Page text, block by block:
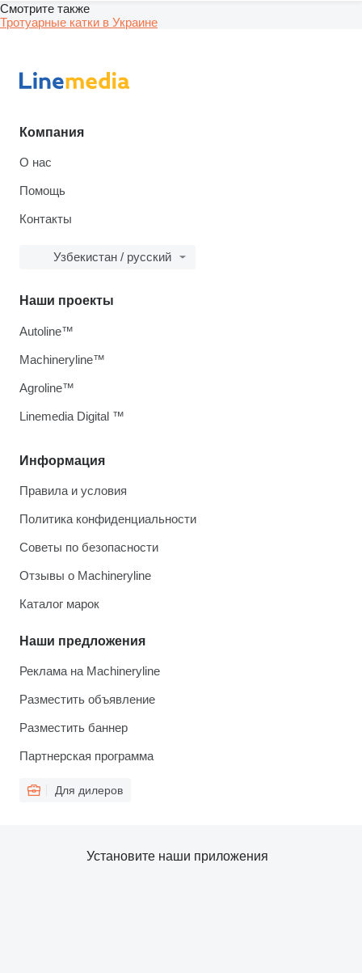
Смотрите также
Тротуарные катки в Украине
Компания
О нас
Помощь
Контакты
Узбекистан / русский
Информация
Правила и условия
Политика конфиденциальности
Советы по безопасности
Отзывы о Machineryline
Каталог марок
Наши предложения
Реклама на Machineryline
Разместить объявление
Разместить баннер
Партнерская программа
Для дилеров
Наши проекты
Autoline™
Machineryline™
Agroline™
Linemedia Digital ™
Установите наши приложения